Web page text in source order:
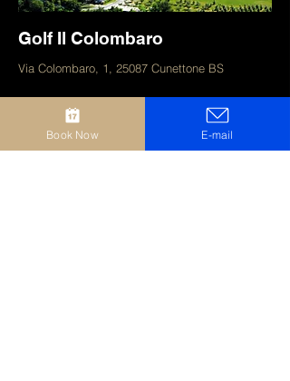
Golf Il Colombaro
Via Colombaro, 1, 25087 Cunettone BS
Book Now E-mail